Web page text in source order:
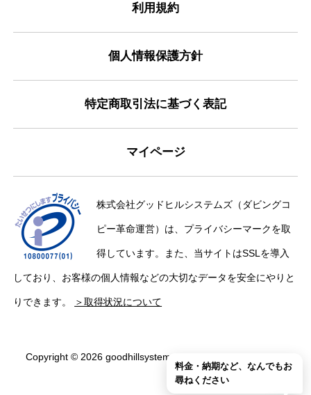
利用規約
個人情報保護方針
特定商取引法に基づく表記
マイページ
株式会社グッドヒルシステムズ（ダビングコ
ピー革命運営）は、プライバシーマークを取
得しています。また、当サイトはSSLを導入
しており、お客様の個人情報などの大切なデータを安全にやりと
りできます。 ＞取得状況について
Copyright © 2026 goodhillsystems Inc. All Rights Reserved.
料金・納期など、なんでもお
尋ねください